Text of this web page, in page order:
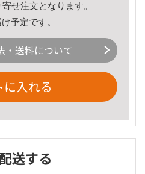
せ注文となります。
予定です。
・送料について
に入れる
配送する